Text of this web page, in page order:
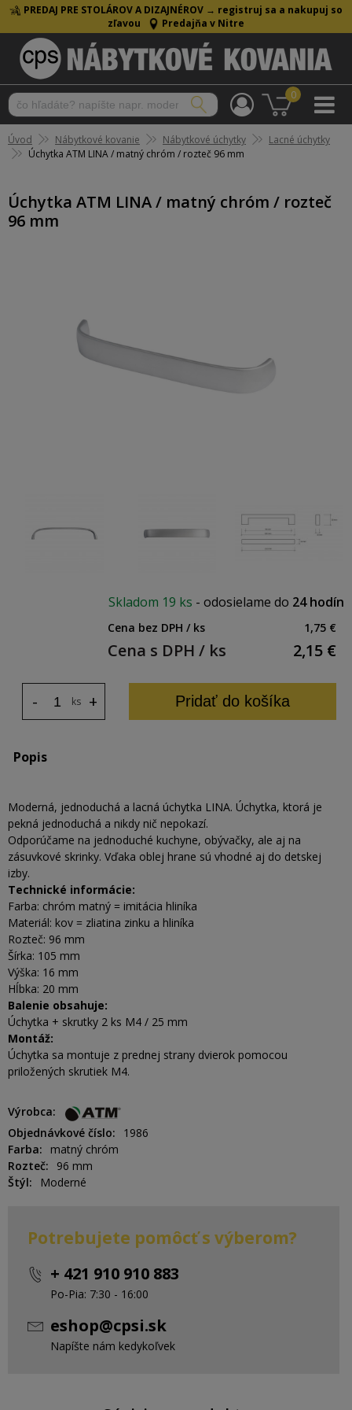
PREDAJ PRE STOLÁROV A DIZAJNÉROV → registruj sa a nakupuj so
zľavou
Predajňa v Nitre
0
Úvod Nábytkové kovanie Nábytkové úchytky
Lacné úchytky
Úchytka ATM LINA / matný chróm / rozteč 96 mm
Úchytka ATM LINA / matný chróm / rozteč
96 mm
Skladom 19 ks - odosielame do 24 hodín
Cena bez DPH / ks 1,75 €
Cena s DPH / ks 2,15 €
ks +
- Pridať do košíka
Popis
Moderná, jednoduchá a lacná úchytka LINA. Úchytka, ktorá je
pekná jednoduchá a nikdy nič nepokazí.
Odporúčame na jednoduché kuchyne, obývačky, ale aj na
zásuvkové skrinky. Vďaka oblej hrane sú vhodné aj do detskej
izby.
Technické informácie:
Farba: chróm matný = imitácia hliníka
Materiál: kov = zliatina zinku a hliníka
Rozteč: 96 mm
Šírka: 105 mm
Výška: 16 mm
Hĺbka: 20 mm
Balenie obsahuje:
Úchytka + skrutky 2 ks M4 / 25 mm
Montáž:
Úchytka sa montuje z prednej strany dvierok pomocou
priložených skrutiek M4.
Výrobca
Objednávkové číslo
1986
Farba
matný chróm
Rozteč
96 mm
Štýl
Moderné
Potrebujete pomôcť s výberom?
+ 421 910 910 883
Po-Pia: 7:30 - 16:00
eshop@cpsi.sk
Napíšte nám kedykoľvek